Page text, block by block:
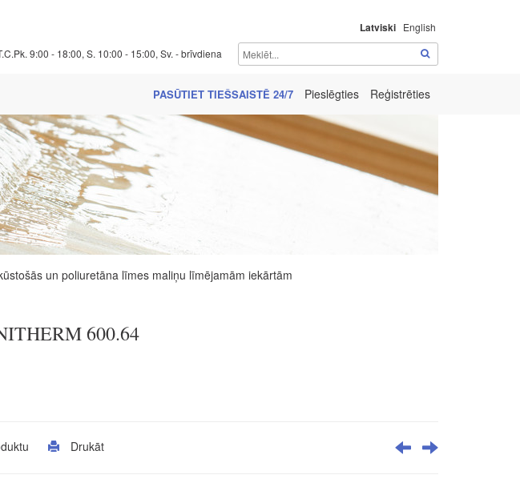
Latviski English
9:00 - 18:00, S. 10:00 - 15:00, Sv. - brīvdiena
PASŪTIET TIEŠSAISTĒ 24/7 Pieslēgties Reģistrēties
un poliuretāna līmes maliņu līmējamām iekārtām
600.64
Drukāt